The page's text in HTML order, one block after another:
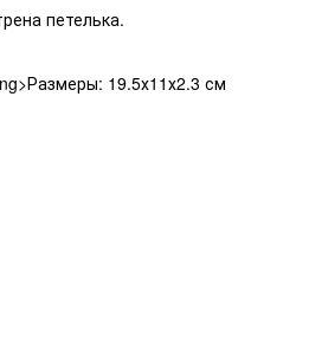
петелька.
19.5х11х2.3 см